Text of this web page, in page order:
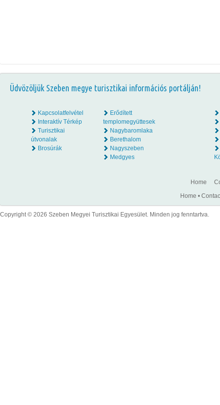
Üdvözöljük Szeben megye turisztikai információs portálján!
Kapcsolatfelvétel
Interaktív Térkép
Turisztikai
útvonalak
Brosúrák
Erődített
templomegyüttesek
Nagybaromlaka
Berethalom
Nagyszeben
Medgyes
Home
Home •
Copyright © 2026 Szeben Megyei Turisztikai Egyesület. Minden jog fenntartva.